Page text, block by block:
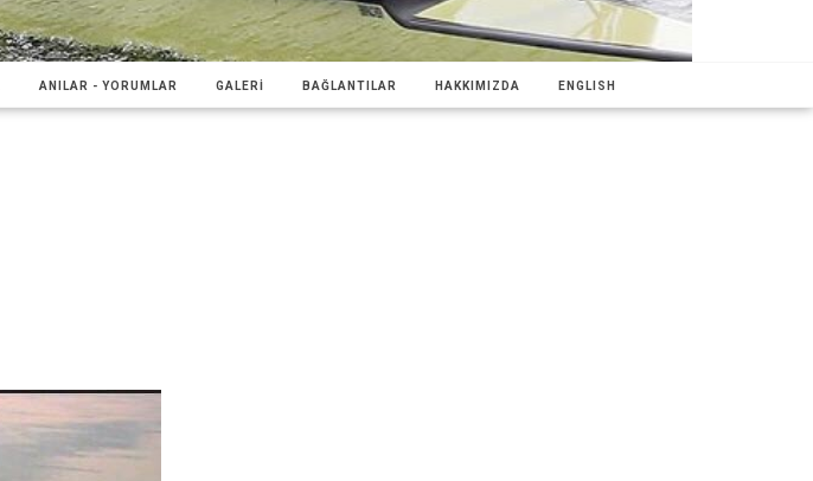
ANILAR - YORUMLAR GALERİ BAĞLANTILAR HAKKIMIZDA ENGLISH